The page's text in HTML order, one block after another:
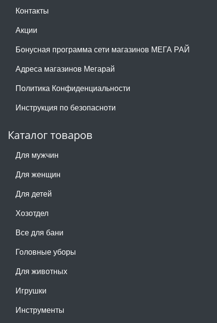
Контакты
Акции
Бонусная программа сети магазинов МЕГА РАЙ
Адреса магазинов Мегарай
Политика Конфиденциальности
Инструкция по безопасноти
Каталог товаров
Для мужчин
Для женщин
Для детей
Хозотдел
Все для бани
Головные уборы
Для животных
Игрушки
Инструменты